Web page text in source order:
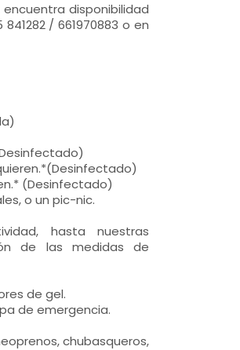
disponibilidad
/ 661970883 o en
(Desinfectado)
o un pic-nic.
hasta nuestras
de las medidas de
de gel.
de emergencia.
chubasqueros,